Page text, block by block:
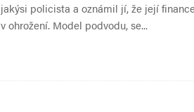
jakýsi policista a oznámil jí, že její
v ohrožení. Model podvodu, se...